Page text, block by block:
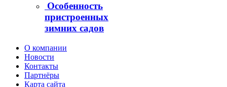
Особенность
пристроенных
зимних садов
О компании
Новости
Контакты
Партнёры
Карта сайта